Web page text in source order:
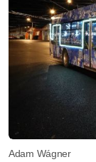
Adam Wágner